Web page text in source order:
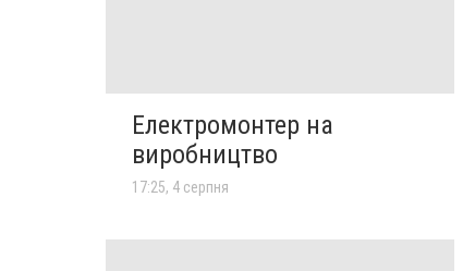
Електромонтер на
виробництво
17:25, 4 серпня